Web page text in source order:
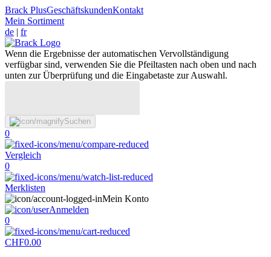
Brack PlusGeschäftskundenKontakt
Mein Sortiment
de | fr
Wenn die Ergebnisse der automatischen Vervollständigung
verfügbar sind, verwenden Sie die Pfeiltasten nach oben und nach
unten zur Überprüfung und die Eingabetaste zur Auswahl.
Suchen
0
Vergleich
0
Merklisten
Mein Konto
Anmelden
0
CHF0.00